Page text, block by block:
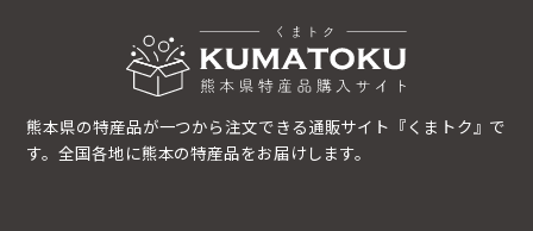
熊本県の特産品が一つから注文できる通販サイト『くまトク』で
す。全国各地に熊本の特産品をお届けします。